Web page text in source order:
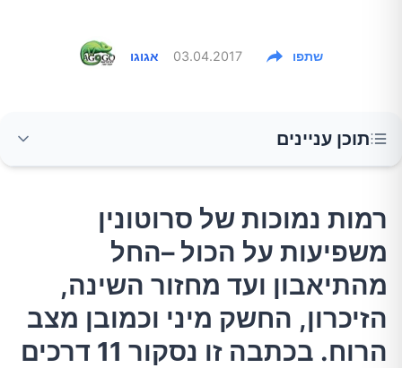
אגוגו 03.04.2017 שתפו
תוכן עניינים
מהתיאבון ועד מחזור השינה, הזיכרון, החשק מיני
וכמובן מצב הרוח. בכתבה זו נסקור 11 דרכים
עוצמתיות שיוכלו לשפר את הרווחה הנפשית,
הריכוז והמוטיבציה על ידי הגדלה מיידית ברמות
הסרוטונין.
רמות נמוכות של סרוטונין
משפיעות על הכול –החל
מהתיאבון ועד מחזור השינה,
הזיכרון, החשק מיני וכמובן מצב
הרוח. בכתבה זו נסקור 11 דרכים